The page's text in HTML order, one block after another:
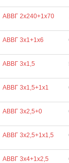
АВВГ 2х240+1х70
АВВГ 3х1+1х6
АВВГ 3х1,5
АВВГ 3х1,5+1х1
АВВГ 3х2,5+0
АВВГ 3х2,5+1х1,5
АВВГ 3х4+1х2,5